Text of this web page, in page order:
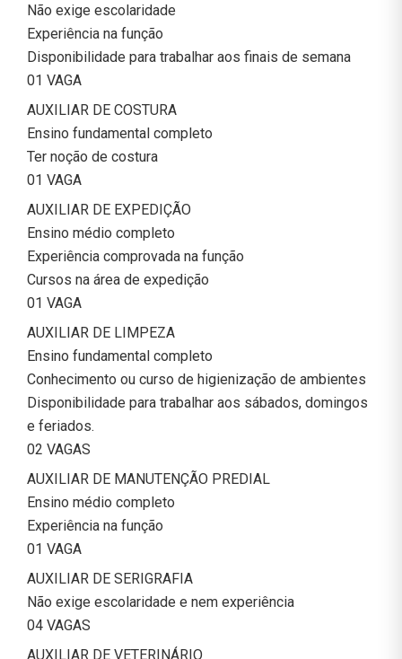
Não exige escolaridade
Experiência na função
Disponibilidade para trabalhar aos finais de semana
01 VAGA
AUXILIAR DE COSTURA
Ensino fundamental completo
Ter noção de costura
01 VAGA
AUXILIAR DE EXPEDIÇÃO
Ensino médio completo
Experiência comprovada na função
Cursos na área de expedição
01 VAGA
AUXILIAR DE LIMPEZA
Ensino fundamental completo
Conhecimento ou curso de higienização de ambientes
Disponibilidade para trabalhar aos sábados, domingos
e feriados.
02 VAGAS
AUXILIAR DE MANUTENÇÃO PREDIAL
Ensino médio completo
Experiência na função
01 VAGA
AUXILIAR DE SERIGRAFIA
Não exige escolaridade e nem experiência
04 VAGAS
AUXILIAR DE VETERINÁRIO